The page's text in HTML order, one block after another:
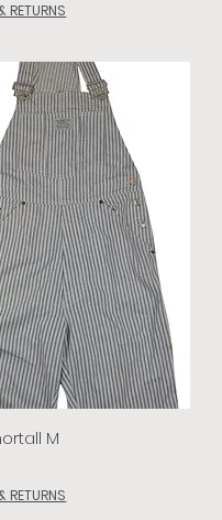
RETURNS
M
RETURNS